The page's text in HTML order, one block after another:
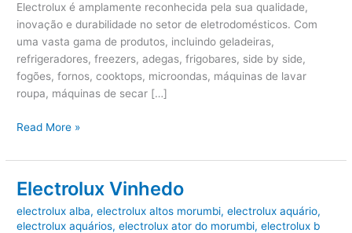
Electrolux é amplamente reconhecida pela sua qualidade,
inovação e durabilidade no setor de eletrodomésticos. Com
uma vasta gama de produtos, incluindo geladeiras,
refrigeradores, freezers, adegas, frigobares, side by side,
fogões, fornos, cooktops, microondas, máquinas de lavar
roupa, máquinas de secar […]
Electrolux
Read More »
Electrolux Vinhedo
electrolux alba,electrolux altos morumbi,electrolux aquário,
electrolux aquários,electrolux ator do morumbi,electrolux b